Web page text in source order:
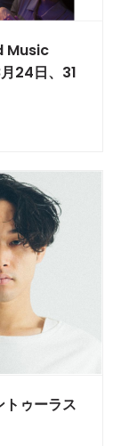
Music
24日、31
ゥーラス